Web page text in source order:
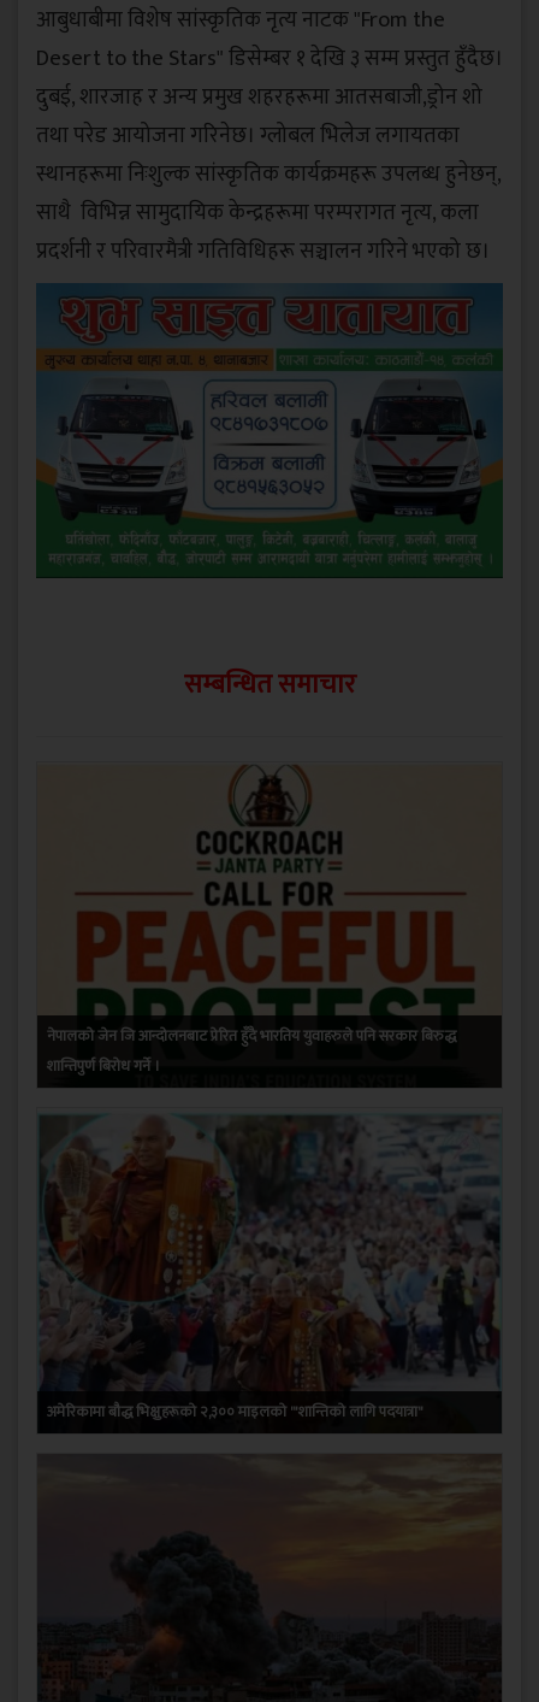
आबुधाबीमा विशेष सांस्कृतिक नृत्य नाटक "From the
Desert to the Stars" डिसेम्बर १ देखि ३ सम्म प्रस्तुत हुँदैछ।
दुबई, शारजाह र अन्य प्रमुख शहरहरूमा आतसबाजी,ड्रोन शो
तथा परेड आयोजना गरिनेछ। ग्लोबल भिलेज लगायतका
स्थानहरूमा निःशुल्क सांस्कृतिक कार्यक्रमहरू उपलब्ध हुनेछन्,
साथै विभिन्न सामुदायिक केन्द्रहरूमा परम्परागत नृत्य, कला
प्रदर्शनी र परिवारमैत्री गतिविधिहरू सञ्चालन गरिने भएको छ।
सम्बन्धित समाचार
नेपालको जेन जि आन्दोलनबाट प्रेरित हुँदै भारतिय युवाहरुले पनि सरकार बिरुद्ध
शान्तिपुर्ण बिरोध गर्ने ।
अमेरिकामा बौद्ध भिक्षुहरूको २,३०० माइलको '"शान्तिको लागि पदयात्रा"